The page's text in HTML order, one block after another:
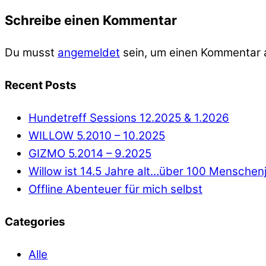
Schreibe einen Kommentar
Du musst angemeldet sein, um einen Kommentar
Recent Posts
Hundetreff Sessions 12.2025 & 1.2026
WILLOW 5.2010 – 10.2025
GIZMO 5.2014 – 9.2025
Willow ist 14.5 Jahre alt…über 100
Offline Abenteuer für mich selbst
Categories
Alle